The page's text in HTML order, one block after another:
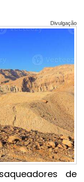
Divulgação
de